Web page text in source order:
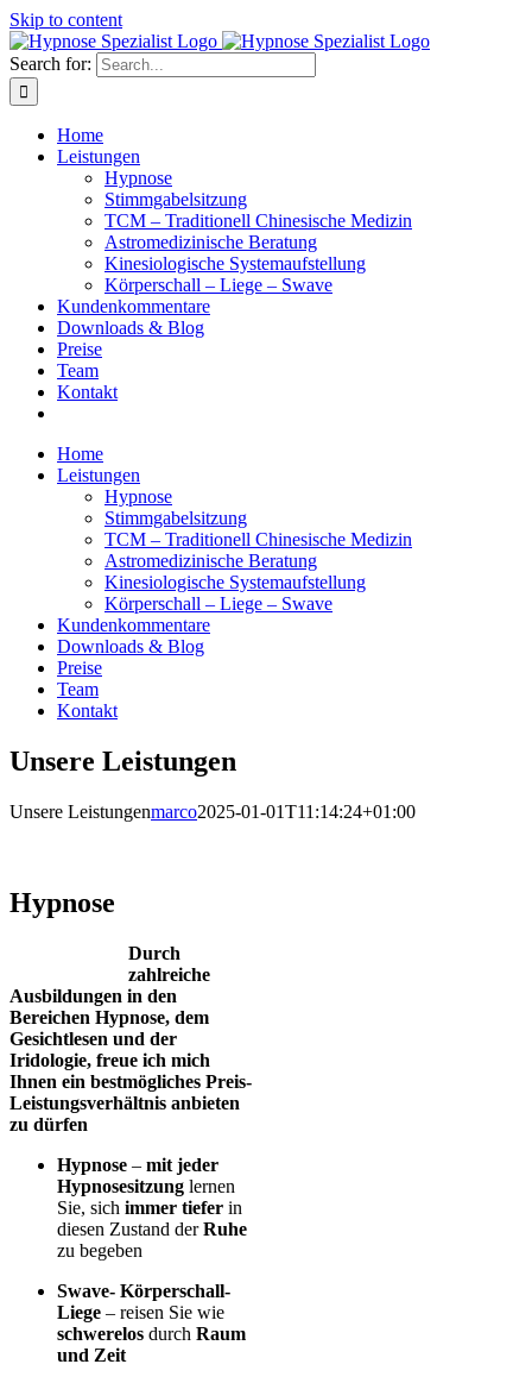
Skip to content
Search for:
Home
Leistungen
Hypnose
Stimmgabelsitzung
TCM – Traditionell Chinesische Medizin
Astromedizinische Beratung
Kinesiologische Systemaufstellung
Körperschall – Liege – Swave
Kundenkommentare
Downloads & Blog
Preise
Team
Kontakt
Home
Leistungen
Hypnose
Stimmgabelsitzung
TCM – Traditionell Chinesische Medizin
Astromedizinische Beratung
Kinesiologische Systemaufstellung
Körperschall – Liege – Swave
Kundenkommentare
Downloads & Blog
Preise
Team
Kontakt
Unsere Leistungen
Unsere Leistungenmarco2025-01-01T11:14:24+01:00
Hypnose
Durch
zahlreiche
Ausbildungen in den
Bereichen Hypnose, dem
Gesichtlesen und der
Iridologie, freue ich mich
Ihnen ein bestmögliches Preis-
Leistungsverhältnis anbieten
zu dürfen
Hypnose – mit jeder
Hypnosesitzung lernen
Sie, sich immer tiefer in
diesen Zustand derRuhe
zu begeben
Swave- Körperschall-
Liege – reisen Sie wie
schwerelos durch Raum
und Zeit